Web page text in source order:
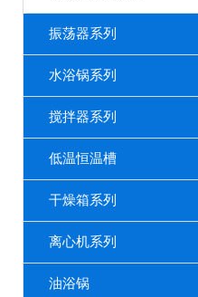
振荡器系列
水浴锅系列
搅拌器系列
低温恒温槽
干燥箱系列
离心机系列
油浴锅